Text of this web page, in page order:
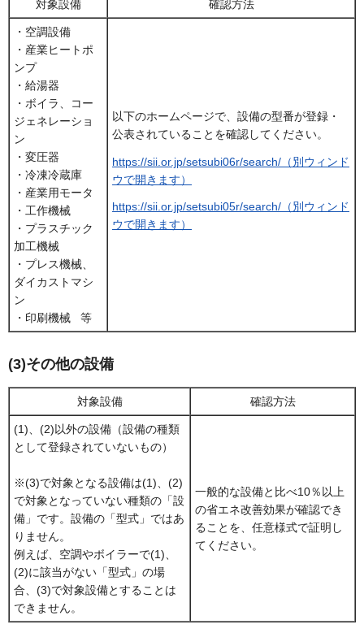
対象設備 確認方法
・空調設備
・産業ヒートポ
ンプ
・給湯器
・ボイラ、コー
ジェネレーショ
ン
・変圧器
・冷凍冷蔵庫
・産業用モータ
・工作機械
・プラスチック
加工機械
・プレス機械、
ダイカストマシ
ン
・印刷機械 等
以下のホームページで、設備の型番が登録・
公表されていることを確認してください。
https://sii.or.jp/setsubi06r/search/（別ウィンド
ウで開きます）
https://sii.or.jp/setsubi05r/search/（別ウィンド
ウで開きます）
(3)その他の設備
対象設備 確認方法
(1)、(2)以外の設備（設備の種類
として登録されていないもの）
※(3)で対象となる設備は(1)、(2)
で対象となっていない種類の「設
備」です。設備の「型式」ではあ
りません。
例えば、空調やボイラーで(1)、
(2)に該当がない「型式」の場
合、(3)で対象設備とすることは
できません。
一般的な設備と比べ10％以上
の省エネ改善効果が確認でき
ることを、任意様式で証明し
てください。